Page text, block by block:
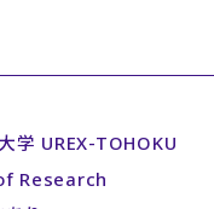
学 UREX-TOHOKU
Research